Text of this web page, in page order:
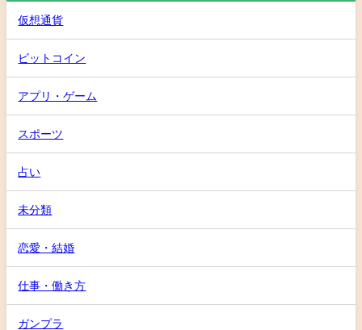
仮想通貨
ビットコイン
アプリ・ゲーム
スポーツ
占い
未分類
恋愛・結婚
仕事・働き方
ガンプラ